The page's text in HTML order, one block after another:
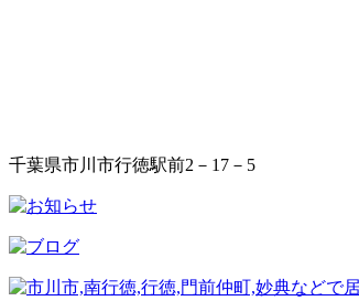
千葉県市川市行徳駅前2－17－5